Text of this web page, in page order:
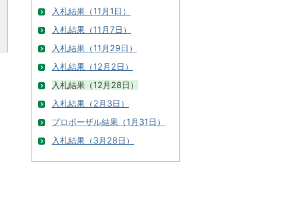
入札結果（11月1日）
入札結果（11月7日）
入札結果（11月29日）
入札結果（12月2日）
入札結果（12月28日）
入札結果（2月3日）
プロポーザル結果（1月31日）
入札結果（3月28日）